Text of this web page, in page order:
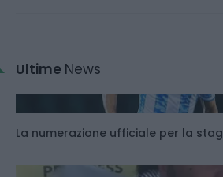
Ultime News
La numerazione ufficiale per la